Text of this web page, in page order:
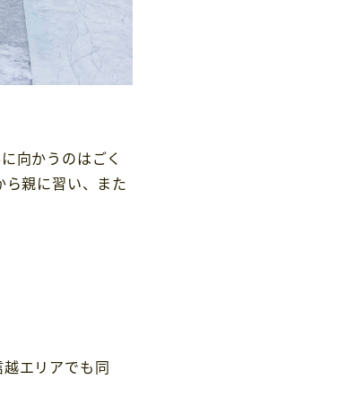
向かうのはごく
親に習い、また
エリアでも同